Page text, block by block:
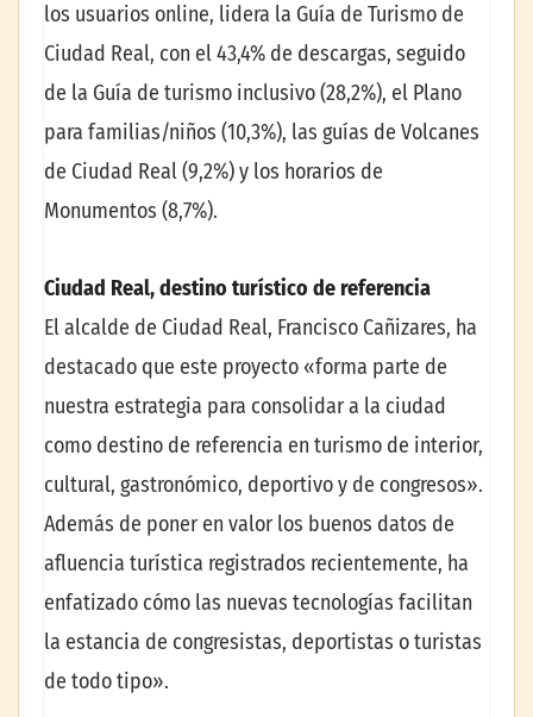
los usuarios online, lidera la Guía de Turismo de
Ciudad Real, con el 43,4% de descargas, seguido
de la Guía de turismo inclusivo (28,2%), el Plano
para familias/niños (10,3%), las guías de Volcanes
de Ciudad Real (9,2%) y los horarios de
Monumentos (8,7%).
Ciudad Real, destino turístico de referencia
El alcalde de Ciudad Real, Francisco Cañizares, ha
destacado que este proyecto «forma parte de
nuestra estrategia para consolidar a la ciudad
como destino de referencia en turismo de interior,
cultural, gastronómico, deportivo y de congresos».
Además de poner en valor los buenos datos de
afluencia turística registrados recientemente, ha
enfatizado cómo las nuevas tecnologías facilitan
la estancia de congresistas, deportistas o turistas
de todo tipo».